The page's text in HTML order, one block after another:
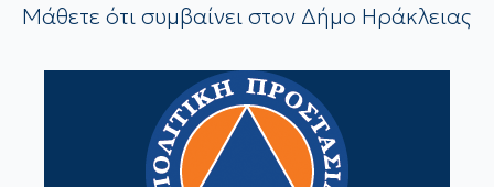
Μάθετε ότι συμβαίνει στον Δήμο Ηράκλειας